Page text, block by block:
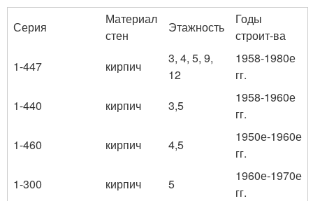
Серия
Материал
стен
Этажность
Годы
строит-ва
1-447
кирпич
3, 4, 5, 9,
12
1958-1980е
гг.
1-440
кирпич 3,5
1958-1960е
гг.
1-460
кирпич 4,5
1950е-1960е
гг.
1-300
кирпич 5
1960е-1970е
гг.